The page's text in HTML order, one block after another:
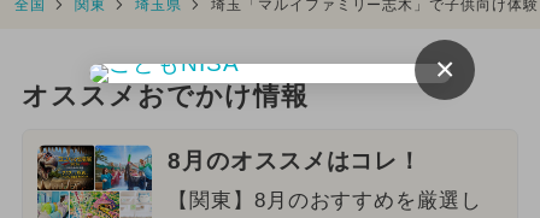
全国 関東 埼玉県 埼玉「マルイファミリー志木」で子供向け体
オススメおでかけ情報
8月のオススメはコレ！
【関東】8月のおすすめを厳選し
×